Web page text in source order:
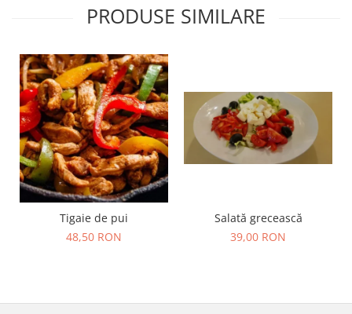
PRODUSE SIMILARE
Tigaie de pui
48,50 RON
Salată grecească
39,00 RON